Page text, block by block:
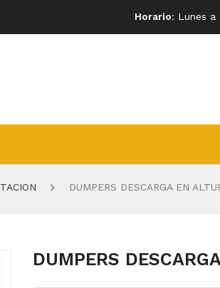
Horario: Lunes a
DUMPERS DESCARGA EN
DUMPERS